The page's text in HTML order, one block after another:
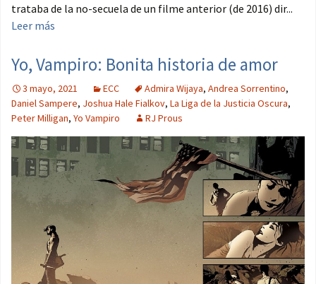
trataba de la no-secuela de un filme anterior (de 2016) dir...
Leer más
Yo, Vampiro: Bonita historia de amor
3 mayo, 2021 ECC Admira Wijaya, Andrea Sorrentino,
Daniel Sampere, Joshua Hale Fialkov, La Liga de la Justicia Oscura,
Peter Milligan, Yo Vampiro RJ Prous